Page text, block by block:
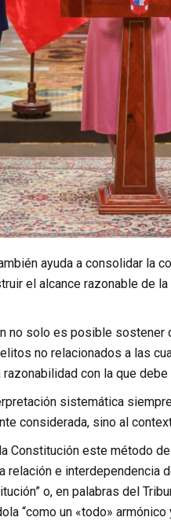
ayuda a consolidar la
el alcance razonable de
no solo es posible
no relacionados a las
con la que
sistemática
considerada, sino al
Constitución este método
relación e
o, en palabras del
“como un «todo»